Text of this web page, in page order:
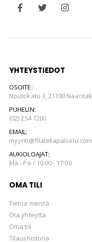
YHTEYSTIEDOT
OSOITE:
Noutokatu 3, 21100 Naantali
PUHELIN:
(02) 254 7200
EMAIL:
myynti@filateliapalvelu.com
AUKIOLOAJAT:
Ma - Pe / 10:00 - 17:00
OMA TILI
Tietoa meistä
Ota yhteyttä
Oma tili
Tilaushistoria